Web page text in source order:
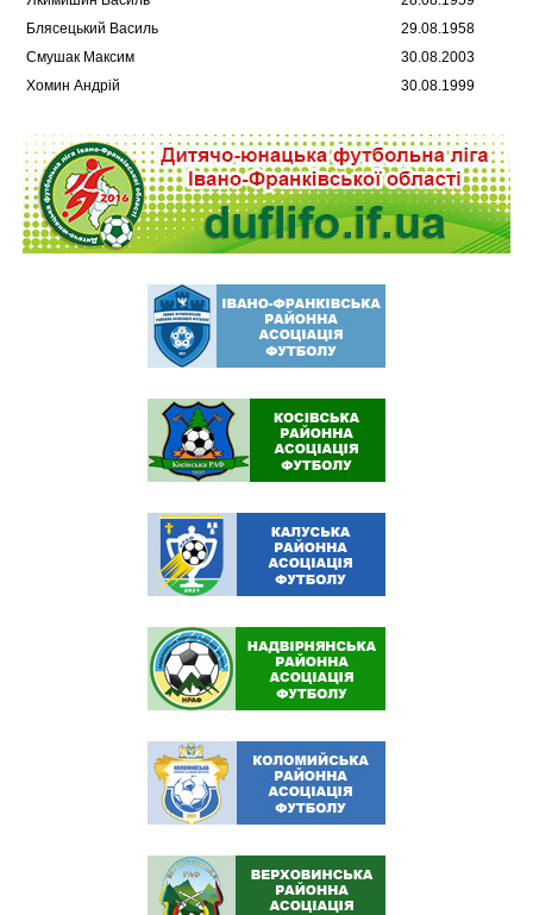
Блясецький Василь
29.08.1958
Смушак Максим
30.08.2003
Хомин Андрій
30.08.1999